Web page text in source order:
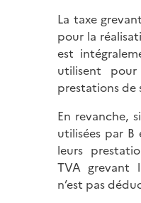
La taxe
pour la
est
utilisent
prestations de
En revanche,
utilisées par B
leurs
TVA grevant
n’est pas